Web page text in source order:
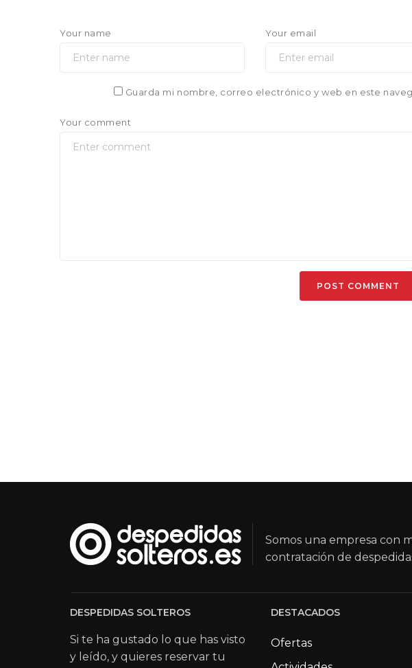
Your name Your email
Guarda mi nombre, correo electrónico y web en este
Your comment
Somos una empresa con
contratación de
DESPEDIDAS SOLTEROS
Si te ha gustado lo que has visto
y leído, y quieres reservar tu
DESTACADOS
Ofertas